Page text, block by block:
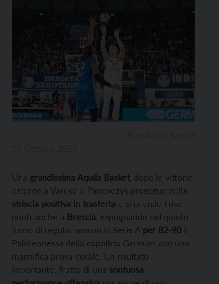
Una grandissima Aquila Basket, dopo le vittorie
esterne a Varese e Panevezys prosegue nella
striscia positiva in trasferta e si prende i due
punti anche a Brescia , espugnando nel quinto
turno di regular season in Serie A per 82-90 il
PalaLeonessa della capolista Germani con una
magnifica prova corale. Un risultato
importante, frutto di una sontuosa